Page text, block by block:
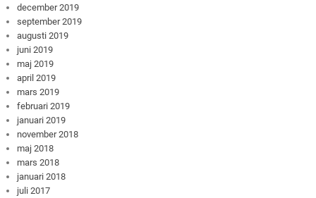
december 2019
september 2019
augusti 2019
juni 2019
maj 2019
april 2019
mars 2019
februari 2019
januari 2019
november 2018
maj 2018
mars 2018
januari 2018
juli 2017